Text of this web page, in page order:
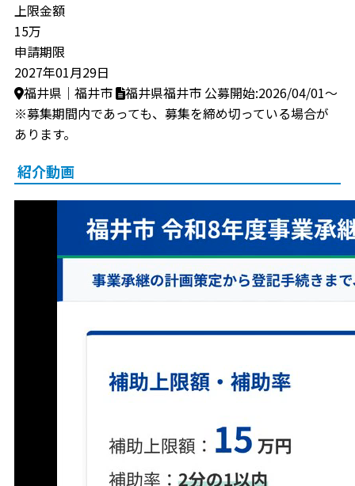
上限金額
15万
申請期限
2027年01月29日
福井県｜福井市
福井県福井市 公募開始:2026/04/01～
※募集期間内であっても、募集を締め切っている場合が
あります。
紹介動画